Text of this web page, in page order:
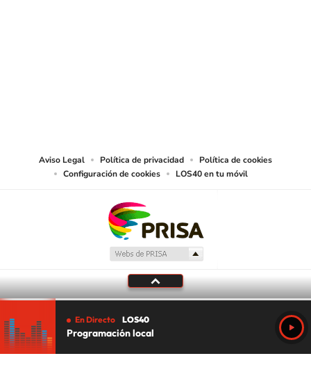
Aviso Legal Política de privacidad
Política de cookies
Configuración de cookies
LOS40 en tu móvil
En Directo LOS40
Programación local